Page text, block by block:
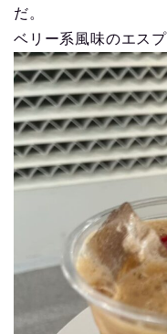
だ。
ベリー系風味のエス